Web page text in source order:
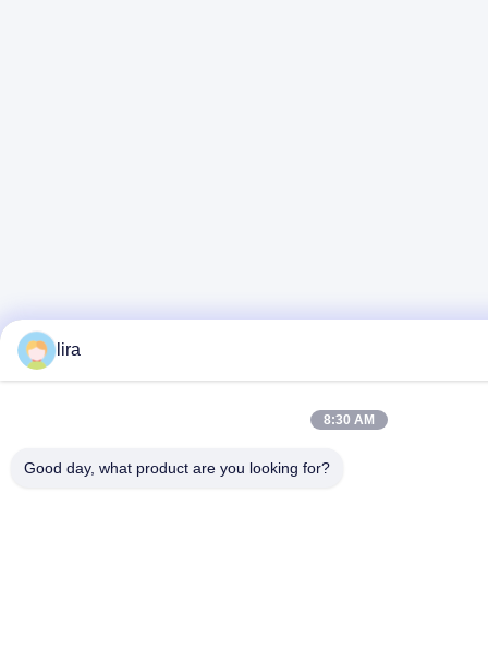
lira
8:30 AM
Good day, what product are you looking for?